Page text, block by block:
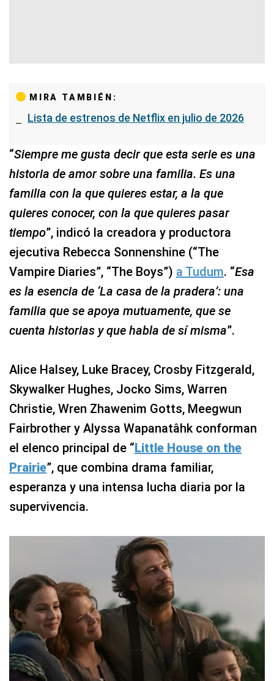
MIRA TAMBIÉN:
Lista de estrenos de Netflix en julio de 2026
“Siempre me gusta decir que esta serie es una
historia de amor sobre una familia. Es una
familia con la que quieres estar, a la que
quieres conocer, con la que quieres pasar
tiempo”, indicó la creadora y productora
ejecutiva Rebecca Sonnenshine (“The
Vampire Diaries”, “The Boys”) a Tudum. “Esa
es la esencia de ‘La casa de la pradera’: una
familia que se apoya mutuamente, que se
cuenta historias y que habla de sí misma”.
Alice Halsey, Luke Bracey, Crosby Fitzgerald,
Skywalker Hughes, Jocko Sims, Warren
Christie, Wren Zhawenim Gotts, Meegwun
Fairbrother y Alyssa Wapanatâhk conforman
el elenco principal de “Little House on the
Prairie”, que combina drama familiar,
esperanza y una intensa lucha diaria por la
supervivencia.